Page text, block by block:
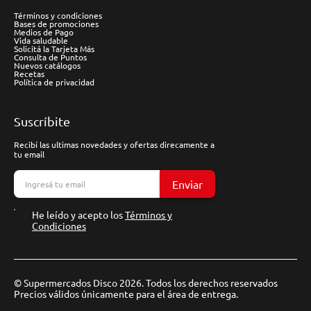
Términos y condiciones
Bases de promociones
Medios de Pago
Vida saludable
Solicitá la Tarjeta Más
Consulta de Puntos
Nuevos catálogos
Recetas
Política de privacidad
Suscríbite
Recibí las ultimas novedades y ofertas direcamente a
tu email
Enviar
He leído y acepto losTérminos y
Condiciones
© Supermercados Disco 2026. Todos los derechos reservados
Precios válidos únicamente para el área de entrega.